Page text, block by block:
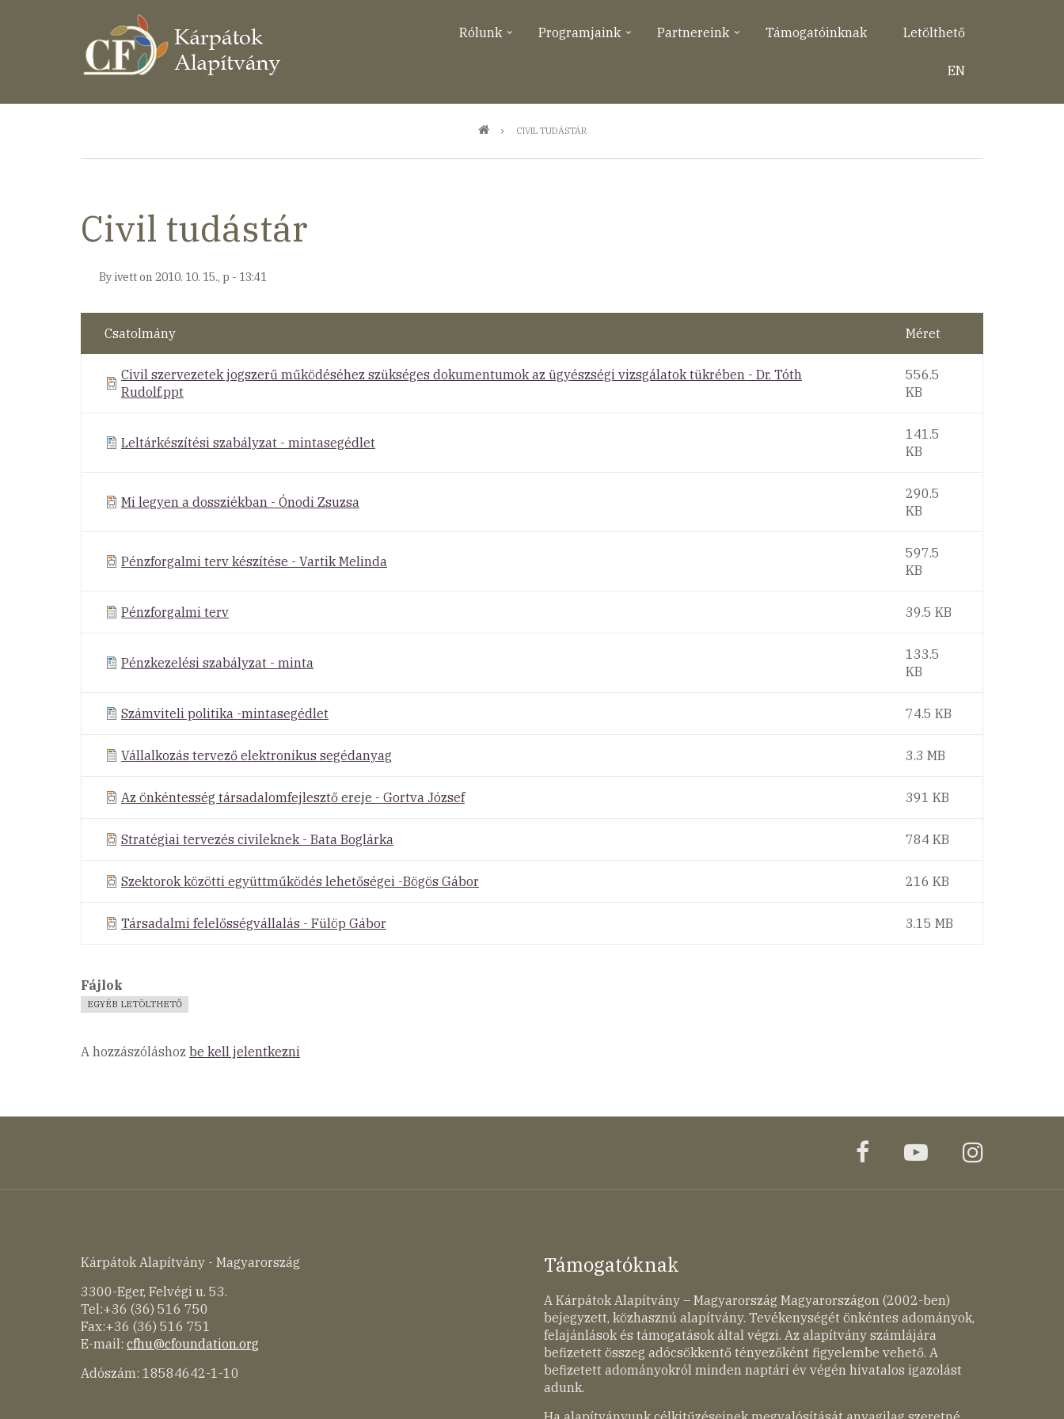
Rólunk Programjaink Partnereink Támogatóinknak Letölthető
EN
CIVIL TUDÁSTÁR
Civil tudástár
By ivetton 2010. 10. 15., p - 13:41
Csatolmány Méret
Civil szervezetek jogszerű működéséhez szükséges dokumentumok az ügyészségi vizsgálatok tükrében - Dr. Tóth
Rudolf.ppt
556.5
KB
Leltárkészítési szabályzat - mintasegédlet
141.5
KB
Mi legyen a dossziékban - Ónodi Zsuzsa
290.5
KB
Pénzforgalmi terv készítése - Vartik Melinda
597.5
KB
Pénzforgalmi terv 39.5 KB
Pénzkezelési szabályzat - minta
133.5
KB
Számviteli politika -mintasegédlet 74.5 KB
Vállalkozás tervező elektronikus segédanyag 3.3 MB
Az önkéntesség társadalomfejlesztő ereje - Gortva József 391 KB
Stratégiai tervezés civileknek - Bata Boglárka 784 KB
Szektorok közötti együttműködés lehetőségei -Bögös Gábor 216 KB
Társadalmi felelősségvállalás - Fülöp Gábor 3.15 MB
Fájlok
EGYÉB LETÖLTHETŐ
A hozzászóláshoz be kell jelentkezni
facebookyoutube
Kárpátok Alapítvány - Magyarország
3300-Eger, Felvégi u. 53.
Tel:+36 (36) 516 750
Fax:+36 (36) 516 751
E-mail: cfhu@cfoundation.org
Adószám: 18584642-1-10
Támogatóknak
A Kárpátok Alapítvány – Magyarország Magyarországon (2002-ben)
bejegyzett, közhasznú alapítvány. Tevékenységét önkéntes adományok,
felajánlások és támogatások által végzi. Az alapítvány számlájára
befizetett összeg adócsökkentő tényezőként figyelembe vehető. A
befizetett adományokról minden naptári év végén hivatalos igazolást
adunk.